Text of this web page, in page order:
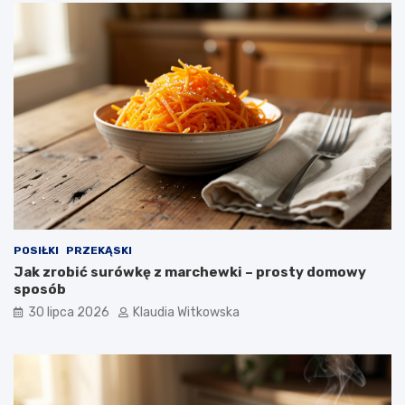
o
k
p
k
o
k
u
POSIŁKI PRZEKĄSKI
Jak zrobić surówkę z marchewki – prosty domowy
sposób
30 lipca 2026 Klaudia Witkowska